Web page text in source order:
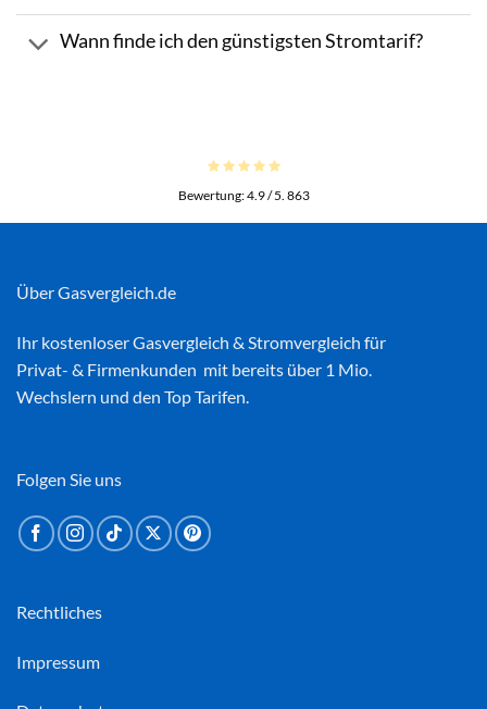
Wann finde ich den günstigsten Stromtarif?
Bewertung:4.9/ 5. 863
Über Gasvergleich.de
Ihr kostenloserGasvergleich & Stromvergleich für
Privat- & Firmenkunden mit bereits über 1 Mio.
Wechslern und den Top Tarifen.
Rechtliches
Impressum
Folgen Sie uns